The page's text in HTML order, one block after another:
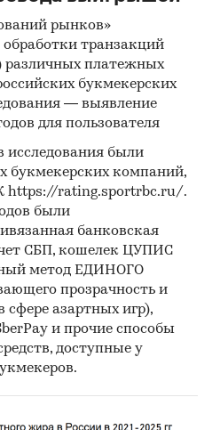
рынков»
обработки транзакций
различных платежных
букмекерских
— выявление
для пользователя
исследования были
букмекерских компаний,
https://rating.sportrbc.ru/.
были
банковская
СБП, кошелек ЦУПИС
метод ЕДИНОГО
прозрачность и
сфере азартных игр),
и прочие способы
доступные у